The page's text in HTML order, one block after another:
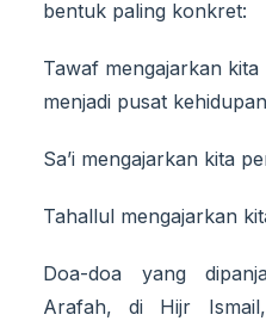
bentuk paling konkret:
Tawaf mengajarkan
menjadi pusat
Sa’i mengajarkan kita
Tahallul mengajarkan
Doa-doa yang
Arafah, di Hijr